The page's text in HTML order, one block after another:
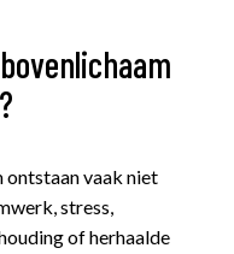
ontstaan vaak niet
stress,
of herhaalde